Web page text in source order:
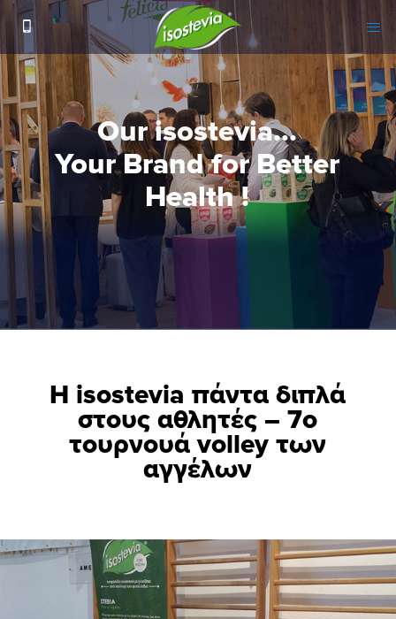
H isostevia πάντα διπλά
στους αθλητές – 7ο
τουρνουά volley των
αγγέλων